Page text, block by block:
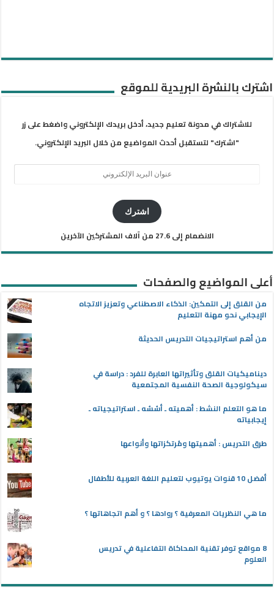
اشترك بالنشرة البريدية للموقع
للاشتراك في مدونة تعليم جديد، أدخل بريدك الإلكتروني واضغط على زر
"اشترك" لتستقبل أحدث المواضيع من خلال البريد الإلكتروني.
اشترك
الانضمام إلى 27.6 من آلاف المشتركين الآخرين
أعلى المواضيع والصفحات
من القلق إلى التمكين: الذكاء الاصطناعي وتعزيز الاتجاه
الإيجابي نحو مهنة التعليم
من أهم استراتيجيات التدريس الحديثة
ديناميكيات القلق وتأثيراتها العابرة للفرد : دراسة في
سيكولوجية الصحة النفسية المجتمعية
ما هو التعلم النشط : أهميته ـ أسُسُه ـ استراتيجياته ـ
إيجابياته
طرق التدريس : أهميتها ومُرتكزاتها وأنواعها
أفضل 10 قنوات يوتيوب لتعليم اللغة العربية للأطفال
ما هي النظريات المعرفية ؟ روادها ؟ و أهم اتجاهاتها ؟
8 مواقع توفر تقنية المحاكاة التفاعلية في تدريس
العلوم